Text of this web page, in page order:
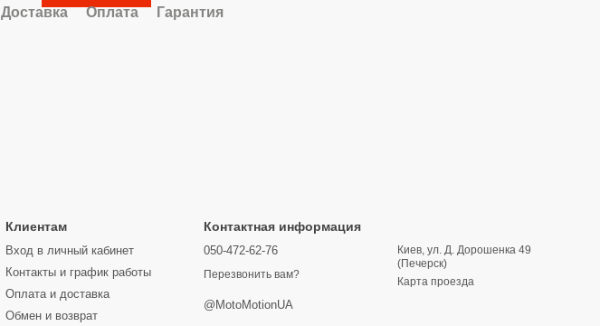
Доставка Оплата Гарантия
Клиентам
Вход в личный кабинет
Контакты и график работы
Оплата и доставка
Обмен и возврат
Контактная информация
050-472-62-76
Перезвонить вам?
@MotoMotionUA
Киев, ул. Д. Дорошенка 49
(Печерск)
Карта проезда